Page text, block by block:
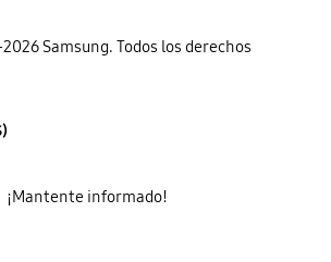
Samsung. Todos los derechos
¡Mantente informado!